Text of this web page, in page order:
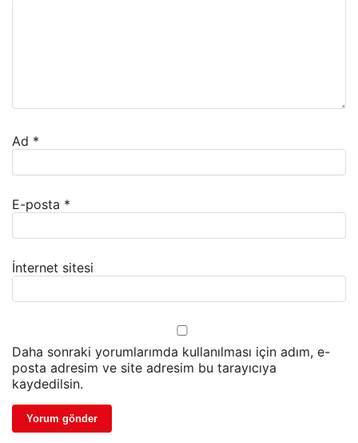
Ad *
E-posta *
İnternet sitesi
Daha sonraki yorumlarımda kullanılması için adım, e-
posta adresim ve site adresim bu tarayıcıya
kaydedilsin.